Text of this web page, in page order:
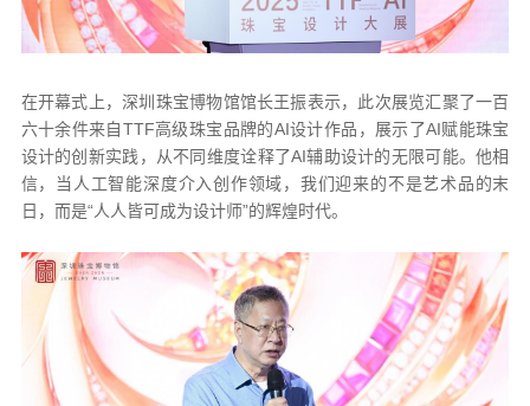
在开幕式上，深圳珠宝博物馆馆长王振表示，此次展览汇聚了一百
六十余件来自TTF高级珠宝品牌的AI设计作品，展示了AI赋能珠宝
设计的创新实践，从不同维度诠释了AI辅助设计的无限可能。他相
信，当人工智能深度介入创作领域，我们迎来的不是艺术品的末
日，而是“人人皆可成为设计师”的辉煌时代。